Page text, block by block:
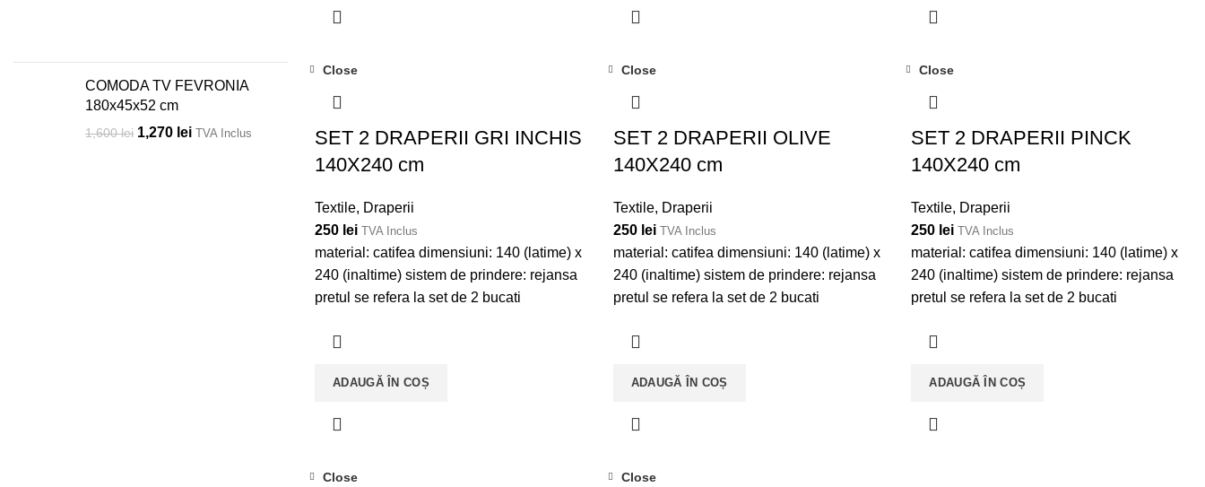
COMODA TV FEVRONIA
180x45x52 cm
1,600lei 1,270 lei TVA Inclus
Close
SET 2 DRAPERII GRI INCHIS
140X240 cm
Textile, Draperii
250 lei TVA Inclus
material: catifea dimensiuni: 140 (latime) x
240 (inaltime) sistem de prindere: rejansa
pretul se refera la set de 2 bucati
ADAUGĂ ÎN COȘ
Close
SET 2 DRAPERII OLIVE
140X240 cm
Textile, Draperii
250 lei TVA Inclus
material: catifea dimensiuni: 140 (latime) x
240 (inaltime) sistem de prindere: rejansa
pretul se refera la set de 2 bucati
ADAUGĂ ÎN COȘ
Close
SET 2 DRAPERII PINCK
140X240 cm
Textile, Draperii
250 lei TVA Inclus
material: catifea dimensiuni: 140 (latime) x
240 (inaltime) sistem de prindere: rejansa
pretul se refera la set de 2 bucati
ADAUGĂ ÎN COȘ
Close Close